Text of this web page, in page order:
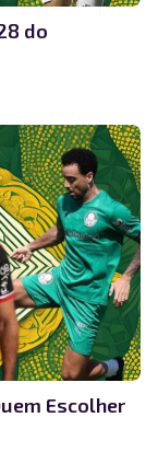
do
Escolher